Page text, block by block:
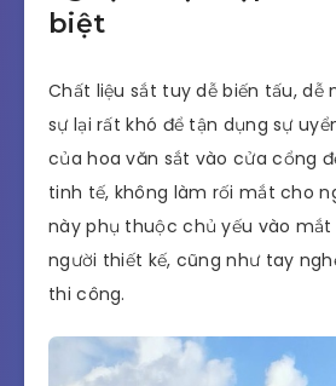
biệt
Chất liệu sắt tuy dễ biến tấu, dễ
sự lại rất khó để tận dụng sự
của hoa văn sắt vào cửa cổng
tinh tế, không làm rối mắt cho
này phụ thuộc chủ yếu vào
người thiết kế, cũng như tay
thi công.